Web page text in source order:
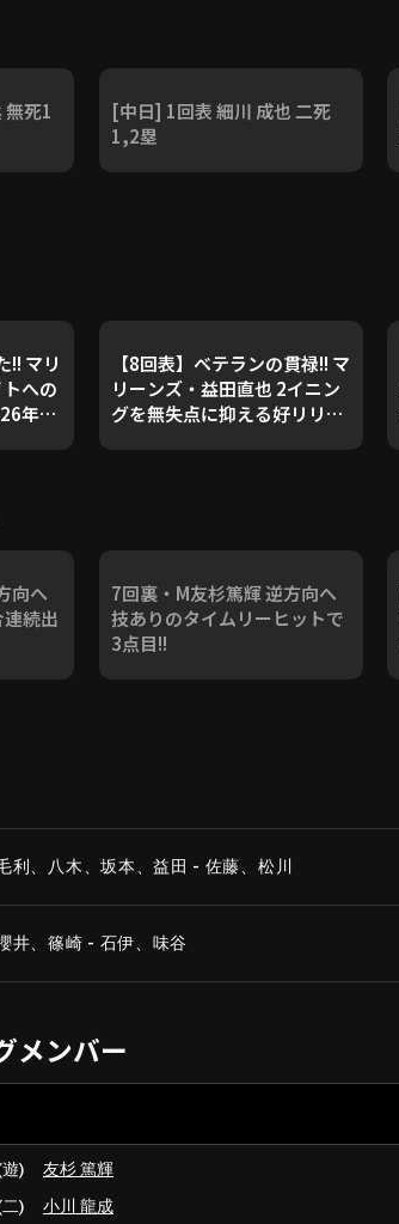
無死1
[中日] 1回表 細川 成也 二死
1,2塁
!! マリ
への
年6
【8回表】ベテランの貫禄!! マ
リーンズ・益田直也 2イニン
グを無失点に抑える好リリー
向へ
続出
7回裏・M友杉篤輝 逆方向へ
技ありのタイムリーヒットで
3点目!!
利、八木、坂本、益田 - 佐藤、松川
井、篠崎 - 石伊、味谷
メンバー
遊) 友杉 篤輝
二) 小川 龍成